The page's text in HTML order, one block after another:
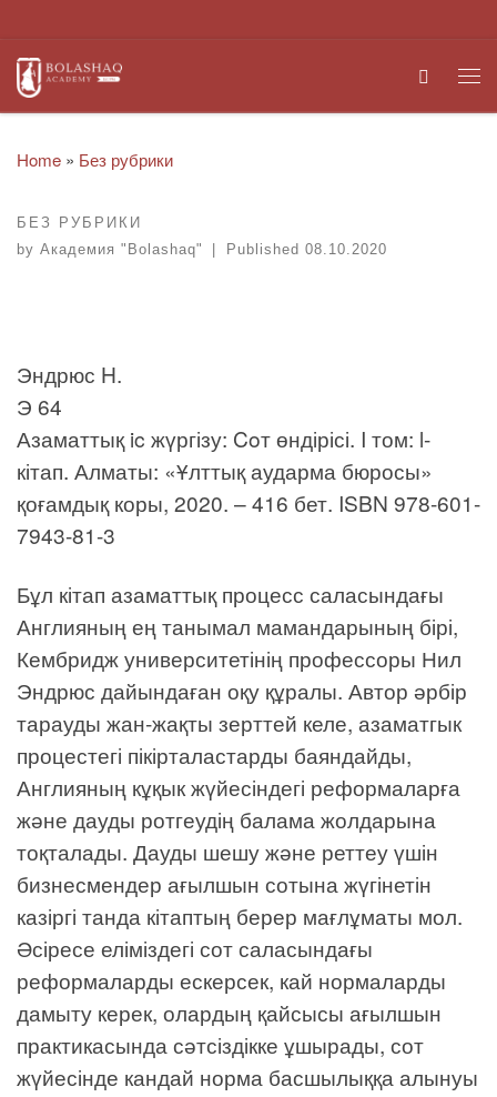
Search
Home » Без рубрики
БЕЗ РУБРИКИ
by Академия "Bolashaq" Published 08.10.2020
Эндрюс H.
Э 64
Азаматтық ic жүргізу: Coт өндірісі. I том: l-
кітап. Алматы: «Ұлттық аударма бюросы»
қоғамдық коры, 2020. – 416 бет. ISBN 978-601-
7943-81-3
Бұл кітап азаматтық процесс саласындағы
Англияның ең танымал мамандарының бірі,
Кембридж университетінің профессоры Нил
Эндрюс дайындаған оқу құралы. Автор әрбір
тарауды жан-жақты зерттей келе, азаматгык
процестегі пікірталастарды баяндайды,
Англияның кұқык жүйесіндегі реформаларға
және дауды ротгеудің балама жолдарына
тоқталады. Дауды шешу және реттеу үшін
бизнесмендер ағылшын сотына жүгінетін
казіргі танда кітаптың берер мағлұматы мол.
Әсіресе еліміздегі сот саласындағы
реформаларды ескерсек, кай нормаларды
дамыту керек, олардың қайсысы ағылшын
практикасында сәтсіздікке ұшырады, сот
жүйесінде кандай норма басшылыққа алынуы